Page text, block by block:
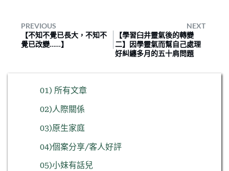
PREVIOUS
NEXT
【不知不覺已長大，不知不
覺已改變……】
【學習臼井靈氣後的轉變
二】因學靈氣而幫自己處理
好糾纏多月的五十肩問題
01) 所有文章
02)人際關係
03)原生家庭
04)個案分享/客人好評
05)小妹有話兒